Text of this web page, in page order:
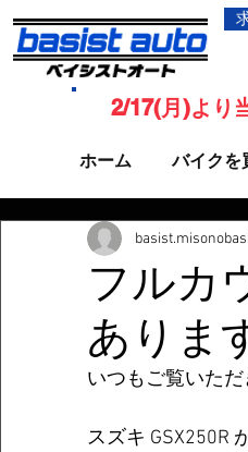
ホーム バイクを
2/17(月)より
フルカ
ありま
いつもご覧いただ
スズキ GSX250R